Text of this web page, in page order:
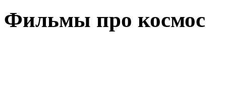
Фильмы про космос